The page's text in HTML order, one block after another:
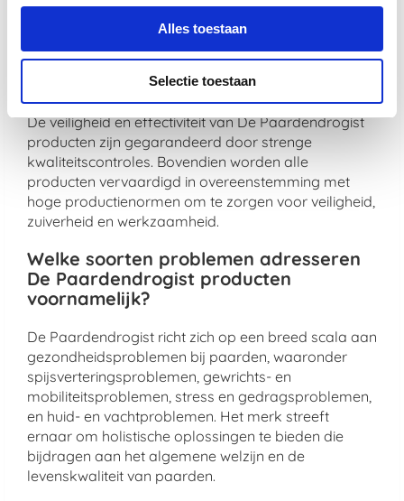
Alles toestaan
Selectie toestaan
maximale gezondheidsvoordelen te bieden.
veiligheid en effectiviteit van zijn
De veiligheid en effectiviteit van De Paardendrogist
producten zijn gegarandeerd door strenge
kwaliteitscontroles. Bovendien worden alle
producten vervaardigd in overeenstemming met
hoge productienormen om te zorgen voor veiligheid,
zuiverheid en werkzaamheid.
Welke soorten problemen adresseren
De Paardendrogist producten
voornamelijk?
De Paardendrogist richt zich op een breed scala aan
gezondheidsproblemen bij paarden, waaronder
spijsverteringsproblemen, gewrichts- en
mobiliteitsproblemen, stress en gedragsproblemen,
en huid- en vachtproblemen. Het merk streeft
ernaar om holistische oplossingen te bieden die
bijdragen aan het algemene welzijn en de
levenskwaliteit van paarden.